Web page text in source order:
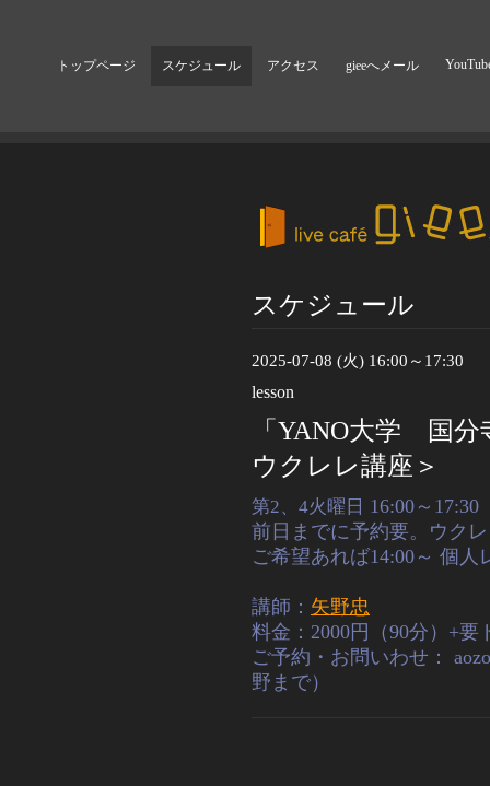
トップページ スケジュール アクセス gieeへメール
スケジュール
2025-07-08 (火) 16:00～17:30
lesson
「YANO大学 国
ウクレレ講座＞
第2、4火曜日 16:00～17:30
前日までに予約要。ウク
ご希望あれば14:00～ 個
講師： 矢野忠
料金：2000円（90分）+要
ご予約・お問いわせ：
野まで）